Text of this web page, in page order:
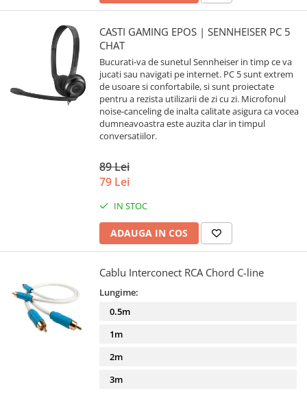
CASTI GAMING EPOS | SENNHEISER PC 5
CHAT
Bucurati-va de sunetul Sennheiser in timp ce va
jucati sau navigati pe internet. PC 5 sunt extrem
de usoare si confortabile, si sunt proiectate
pentru a rezista utilizarii de zi cu zi. Microfonul
noise-canceling de inalta calitate asigura ca vocea
dumneavoastra este auzita clar in timpul
conversatiilor.
89 Lei
79 Lei
IN STOC
ADAUGA IN COS
Cablu Interconect RCA Chord C-line
Lungime:
0.5m
1m
2m
3m